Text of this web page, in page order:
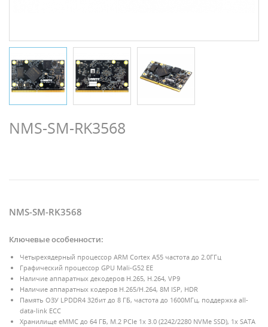
NMS-SM-RK3568
NMS-SM-RK3568
Ключевые особенности:
Четырехядерный процессор ARM Cortex A55 частота до 2.0ГГц
Графический процессор GPU Mali-G52 EE
Наличие аппаратных декодеров H.265, H.264, VP9
Наличие аппаратных кодеров H.265/H.264, 8M ISP, HDR
Память ОЗУ LPDDR4 32бит до 8 ГБ, частота до 1600МГц, поддержка all-
data-link ECC
Хранилище eMMC до 64 ГБ, M.2 PCIe 1x 3.0 (2242/2280 NVMe SSD), 1x SATA